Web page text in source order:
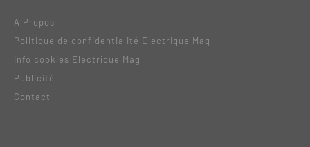
A Propos
Politique de confidentialité Electrique Mag
info cookies Electrique Mag
Publicité
Contact